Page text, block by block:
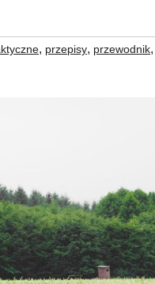
, przepisy, przewodnik,